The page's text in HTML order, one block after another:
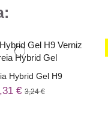
Hybrid Gel H9
€3,24 €